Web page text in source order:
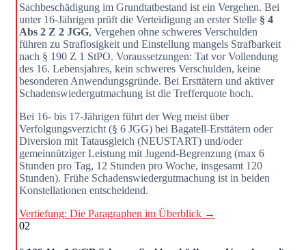
Sachbeschädigung im Grundtatbestand ist ein Vergehen. Bei
unter 16-Jährigen prüft die Verteidigung an erster Stelle § 4
Abs 2 Z 2 JGG, Vergehen ohne schweres Verschulden
führen zu Straflosigkeit und Einstellung mangels Strafbarkeit
nach § 190 Z 1 StPO. Voraussetzungen: Tat vor Vollendung
des 16. Lebensjahres, kein schweres Verschulden, keine
besonderen Anwendungsgründe. Bei Erst­tätern und aktiver
Schadenswiedergutmachung ist die Trefferquote hoch.
Bei 16- bis 17-Jährigen führt der Weg meist über
Verfolgungsverzicht (§ 6 JGG) bei Bagatell-Erst­tätern oder
Diversion mit Tatausgleich (NEUSTART) und/oder
gemeinnütziger Leistung mit Jugend-Begrenzung (max 6
Stunden pro Tag, 12 Stunden pro Woche, insgesamt 120
Stunden). Frühe Schadenswiedergutmachung ist in beiden
Konstellationen entscheidend.
Vertiefung: Die Paragraphen im Überblick →
02